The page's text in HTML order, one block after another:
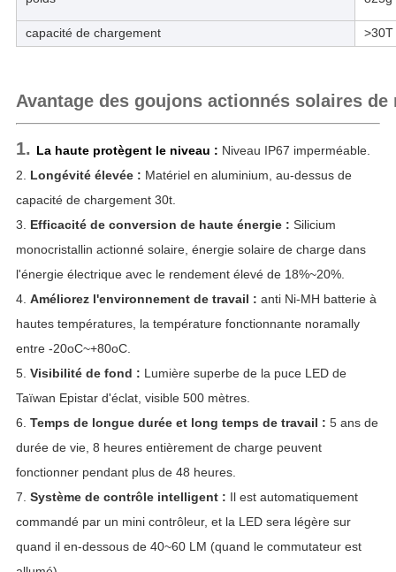
capacité de chargement >30T
Avantage des goujons actionnés solaires de
1. La haute protègent le niveau : Niveau IP67 imperméable.
2. Longévité élevée : Matériel en aluminium, au-dessus de
capacité de chargement 30t.
3. Efficacité de conversion de haute énergie : Silicium
monocristallin actionné solaire, énergie solaire de charge dans
l'énergie électrique avec le rendement élevé de 18%~20%.
4. Améliorez l'environnement de travail : anti Ni-MH batterie à
hautes températures, la température fonctionnante noramally
entre -20oC~+80oC.
5. Visibilité de fond : Lumière superbe de la puce LED de
Taïwan Epistar d'éclat, visible 500 mètres.
6. Temps de longue durée et long temps de travail : 5ans de
durée de vie, 8 heures entièrement de charge peuvent
fonctionner pendant plus de 48 heures.
7. Système de contrôle intelligent : Il est automatiquement
commandé par un mini contrôleur, et la LED sera légère sur
quand il en-dessous de 40~60 LM (quand le commutateur est